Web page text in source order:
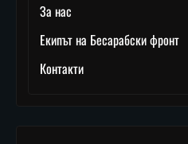
За нас
Екипът на Бесарабски фронт
Контакти